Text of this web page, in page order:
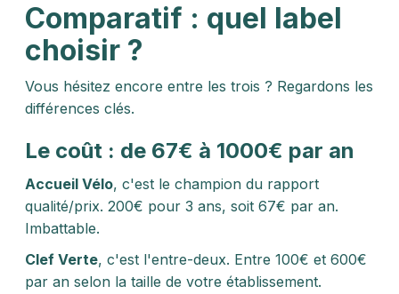
Comparatif : quel label
choisir ?
Vous hésitez encore entre les trois ? Regardons les
différences clés.
Le coût : de 67€ à 1000€ par an
Accueil Vélo, c'est le champion du rapport
qualité/prix. 200€ pour 3 ans, soit 67€ par an.
Imbattable.
Clef Verte, c'est l'entre-deux. Entre 100€ et 600€
par an selon la taille de votre établissement.